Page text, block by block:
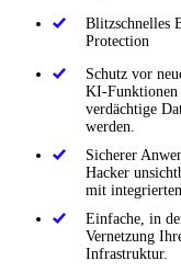
Blitzschnelles
Protection
Schutz vor
KI-Funktionen
verdächtige
werden.
Sicherer
Hacker
mit
Einfache, in
Vernetzung
Infrastruktur.